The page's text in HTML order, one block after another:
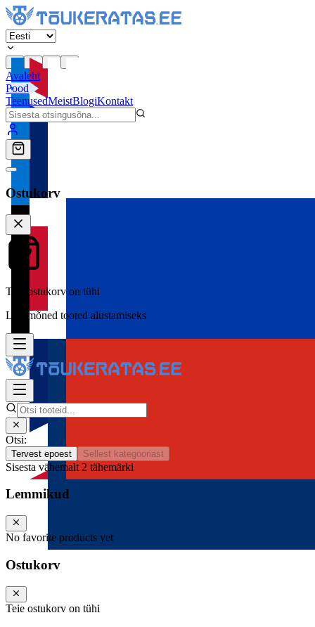
Avaleht
Pood
TeenusedMeistBlogiKontakt
Ostukorv
Teie ostukorv on tühi
Lisa mõned tooted alustamiseks
Otsi:
Tervest epoest Sellest kategooriast
Sisesta vähemalt 2 tähemärki
Lemmikud
No favorite products yet
Ostukorv
Teie ostukorv on tühi